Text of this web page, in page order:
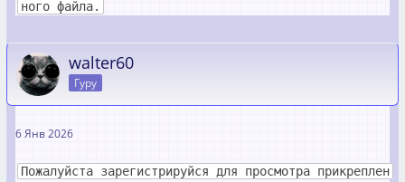
ного файла.
walter60
Гуру
6 Янв 2026
Пожалуйста зарегистрируйся для просмотра прикреплен